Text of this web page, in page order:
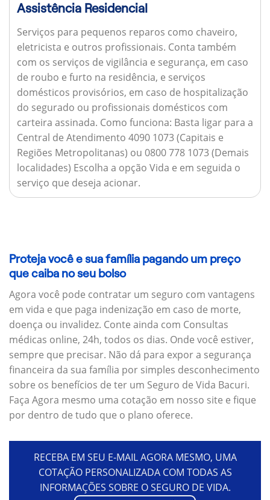
Assistência Residencial
Serviços para pequenos reparos como chaveiro,
eletricista e outros profissionais. Conta também
com os serviços de vigilância e segurança, em caso
de roubo e furto na residência, e serviços
domésticos provisórios, em caso de hospitalização
do segurado ou profissionais domésticos com
carteira assinada. Como funciona: Basta ligar para a
Central de Atendimento 4090 1073 (Capitais e
Regiões Metropolitanas) ou 0800 778 1073 (Demais
localidades) Escolha a opção Vida e em seguida o
serviço que deseja acionar.
Proteja você e sua família pagando um preço
que caiba no seu bolso
Agora você pode contratar um seguro com vantagens
em vida e que paga indenização em caso de morte,
doença ou invalidez. Conte ainda com Consultas
médicas online, 24h, todos os dias. Onde você estiver,
sempre que precisar. Não dá para expor a segurança
financeira da sua família por simples desconhecimento
sobre os benefícios de ter um Seguro de Vida Bacuri.
Faça Agora mesmo uma cotação em nosso site e fique
por dentro de tudo que o plano oferece.
RECEBA EM SEU E-MAIL AGORA MESMO, UMA
COTAÇÃO PERSONALIZADA COM TODAS AS
INFORMAÇÕES SOBRE O SEGURO DE VIDA.